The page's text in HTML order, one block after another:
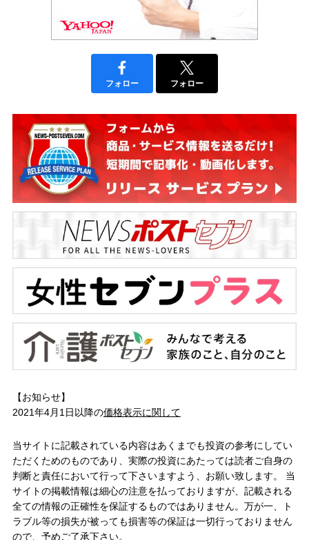
フォロー フォロー
【お知らせ】
2021年4月1日以降の価格表示に関して
当サイトに記載されている内容はあくまでも投資の参考にしてい
ただくためのものであり、実際の投資にあたっては読者ご自身の
判断と責任において行って下さいますよう、お願い致します。 当
サイトの掲載情報は細心の注意を払っておりますが、記載される
全ての情報の正確性を保証するものではありません。万が一、ト
ラブル等の損失が被っても損害等の保証は一切行っておりません
ので、予めご了承下さい。